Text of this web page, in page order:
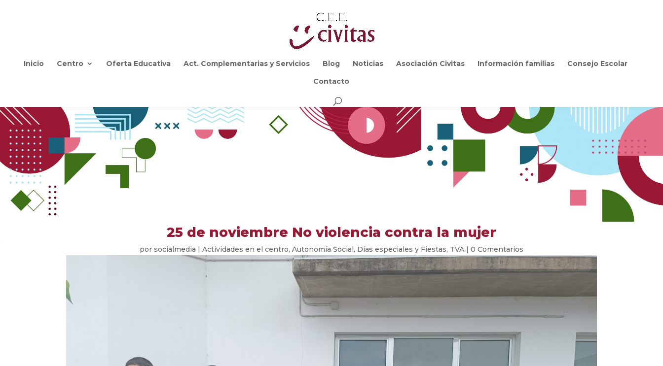
Inicio Centro Oferta Educativa Act. Complementarias y Servicios Blog Noticias Asociación Civitas Información familias
Consejo Escolar
Contacto
25 de noviembre No violencia contra la mujer
por socialmedia | Actividades en el centro, Autonomía Social, Días especiales y Fiestas, TVA | 0 Comentarios